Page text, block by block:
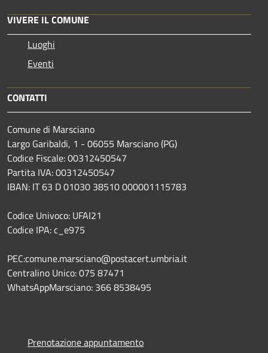
VIVERE IL COMUNE
Luoghi
Eventi
CONTATTI
Comune di Marsciano
Largo Garibaldi, 1 - 06055 Marsciano (PG)
Codice Fiscale: 00312450547
Partita IVA: 00312450547
IBAN: IT 63 D 01030 38510 000001115783
Codice Univoco: UFAI21
Codice IPA: c_e975
PEC:comune.marsciano@postacert.umbria.it
Centralino Unico: 075 87471
WhatsAppMarsciano: 366 8538495
Prenotazione appuntamento